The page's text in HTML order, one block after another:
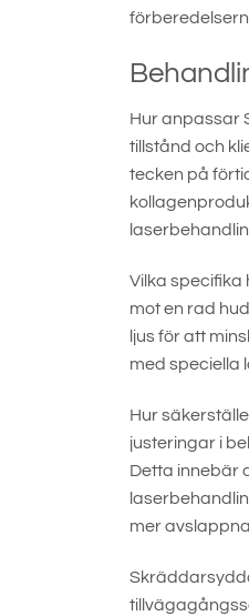
Hur anpassar
tillstånd och
tecken på
Vilka
mot en rad
ljus för att
med speciella
Hur
justeringar i
Detta innebär
mer